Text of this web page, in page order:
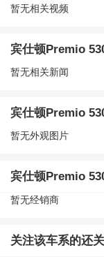
暂无相关视频
宾仕顿Premio
暂无相关新闻
宾仕顿Premio
暂无外观图片
宾仕顿Premio
暂无经销商
关注该车系的还